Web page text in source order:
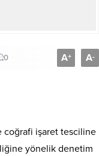
0 A+ A-
coğrafi işaret tesciline
yönelik denetim